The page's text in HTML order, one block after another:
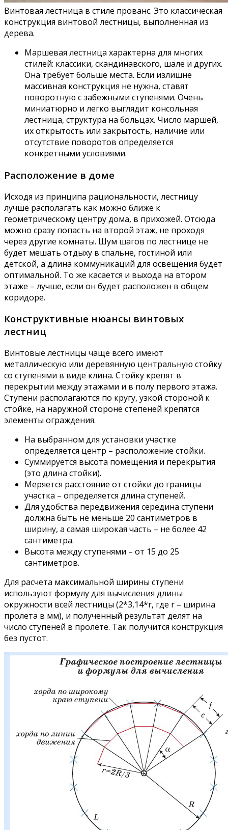
Винтовая лестница в стиле прованс. Это классическая
конструкция винтовой лестницы, выполненная из
дерева.
Маршевая лестница характерна для многих
стилей: классики, скандинавского, шале и других.
Она требует больше места. Если излишне
массивная конструкция не нужна, ставят
поворотную с забежными ступенями. Очень
миниатюрно и легко выглядит консольная
лестница, структура на больцах. Число маршей,
их открытость или закрытость, наличие или
отсутствие поворотов определяется
конкретными условиями.
Расположение в доме
Исходя из принципа рациональности, лестницу
лучше располагать как можно ближе к
геометрическому центру дома, в прихожей. Отсюда
можно сразу попасть на второй этаж, не проходя
через другие комнаты. Шум шагов по лестнице не
будет мешать отдыху в спальне, гостиной или
детской, а длина коммуникаций для освещения будет
оптимальной. То же касается и выхода на втором
этаже – лучше, если он будет расположен в общем
коридоре.
Конструктивные нюансы винтовых
лестниц
Винтовые лестницы чаще всего имеют
металлическую или деревянную центральную стойку
со ступенями в виде клина. Стойку крепят в
перекрытии между этажами и в полу первого этажа.
Ступени располагаются по кругу, узкой стороной к
стойке, на наружной стороне степеней крепятся
элементы ограждения.
На выбранном для установки участке
определяется центр – расположение стойки.
Суммируется высота помещения и перекрытия
(это длина стойки).
Меряется расстояние от стойки до границы
участка – определяется длина ступеней.
Для удобства передвижения середина ступени
должна быть не меньше 20 сантиметров в
ширину, а самая широкая часть – не более 42
сантиметра.
Высота между ступенями – от 15 до 25
сантиметров.
Для расчета максимальной ширины ступени
используют формулу для вычисления длины
окружности всей лестницы (2*3,14*r, где r – ширина
пролета в мм), и полученный результат делят на
число ступеней в пролете. Так получится конструкция
без пустот.